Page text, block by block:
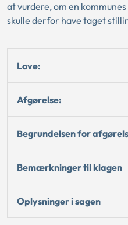
at vurdere, om en
skulle derfor have taget
Love:
Afgørelse:
Begrundelsen for
Bemærkninger til klagen
Oplysninger i sagen